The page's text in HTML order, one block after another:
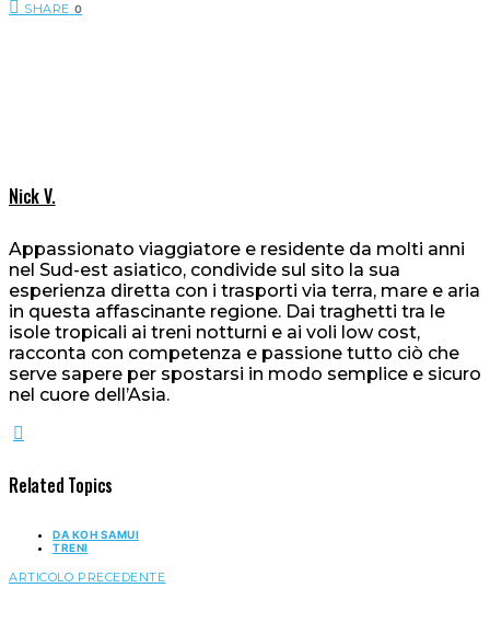
SHARE 0
Nick V.
Appassionato viaggiatore e residente da molti anni
nel Sud-est asiatico, condivide sul sito la sua
esperienza diretta con i trasporti via terra, mare e aria
in questa affascinante regione. Dai traghetti tra le
isole tropicali ai treni notturni e ai voli low cost,
racconta con competenza e passione tutto ciò che
serve sapere per spostarsi in modo semplice e sicuro
nel cuore dell’Asia.
Related Topics
DA KOH SAMUI
TRENI
ARTICOLO PRECEDENTE